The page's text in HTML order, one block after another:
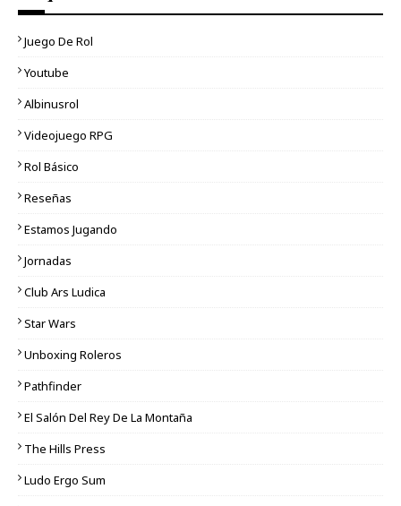
Juego De Rol
Youtube
Albinusrol
Videojuego RPG
Rol Básico
Reseñas
Estamos Jugando
Jornadas
Club Ars Ludica
Star Wars
Unboxing Roleros
Pathfinder
El Salón Del Rey De La Montaña
The Hills Press
Ludo Ergo Sum